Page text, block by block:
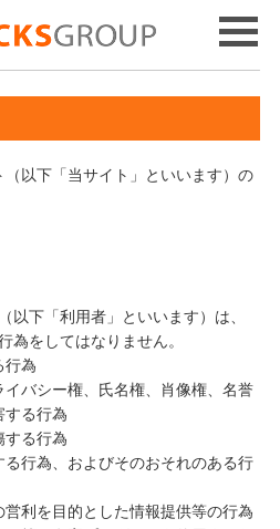
以下「当サイト」といいます）の
以下「利用者」といいます）は、
為をしてはなりません。
行為
バシー権、氏名権、肖像権、名誉
する行為
する行為
行為、およびそのおそれのある行
利を目的とした情報提供等の行為